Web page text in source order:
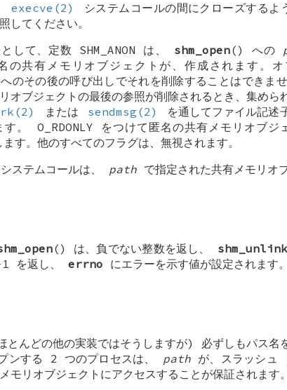
execve(2) システムコールの間にクローズするよ
してください。
して、定数 SHM_ANON は、 shm_open() への
の共有メモリオブジェクトが、作成されます。オ
のその後の呼び出しでそれを削除することはできま
オブジェクトの最後の参照が削除されるとき、集め
または sendmsg(2)
を通してファイル記述
す。 O_RDONLY をつけて匿名の共有メモリオブジ
す。他のすべてのフラグは、無視されます。
ステムコールは、 path で指定された共有メモリオ
() は、負でない整数を返し、 shm_unlink
を返し、 errno にエラーを示す値が設定されます。
とんどの他の実装ではそうしますが) 必ずしもパス名
ンする 2 つのプロセスは、 pathが、スラッシュ
モリオブジェクトにアクセスすることが保証されます。